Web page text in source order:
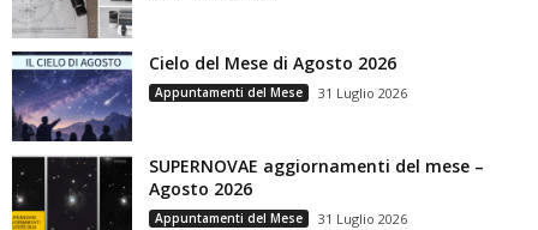
Cielo del Mese di Agosto 2026
Appuntamenti del Mese 31 Luglio 2026
SUPERNOVAE aggiornamenti del mese –
Agosto 2026
Appuntamenti del Mese 31 Luglio 2026